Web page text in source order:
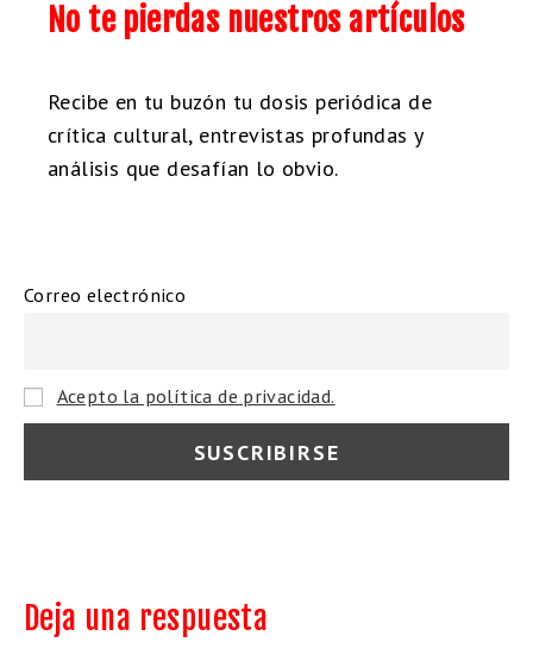
No te pierdas nuestros artículos
Recibe en tu buzón tu dosis periódica de
crítica cultural, entrevistas profundas y
análisis que desafían lo obvio.
Correo electrónico
Acepto la política de privacidad.
Deja una respuesta